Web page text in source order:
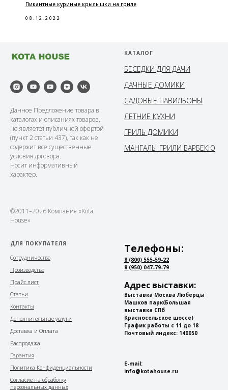
Пикантные куриные крылышки на гриле
08.12.2022
Данное Предложение товара в
каталогах и описаниях товаров,
не является публичной офертой
(пункт 2 статьи 437), так как не
содержит все существенные
условия договора.
Носит информативный
характер.
©2011–2026 Компания «Kota
House»
КАТАЛОГ
БЕСЕДКИ ДЛЯ ДАЧИ
ДАЧНЫЕ ДОМИКИ
САДОВЫЕ ПАВИЛЬОНЫ
ЛЕТНИЕ КУХНИ
ГРИЛЬ ДОМИКИ
МАНГАЛЫ ГРИЛИ БАРБЕКЮ
ДЛЯ ПОКУПАТЕЛЯ
Сотрудничество
Производство
Прайс лист
Статьи
Контакты
Дополнительные услуги
Доставка и Оплата
Распродажа
Гарантия
Политика Конфиденциальности
Согласие на обработку
персональных данных
Телефоны:
8 (800) 555-59-22
8 (950) 047-79-79
Адрес выставки:
Выставка Москва Люберцы
Машков парк(Большая
выставка СПб
Красносельское шоссе)
График работы с 11 до 18
Почтовый индекс: 140050
E-mail:
info@kotahouse.ru